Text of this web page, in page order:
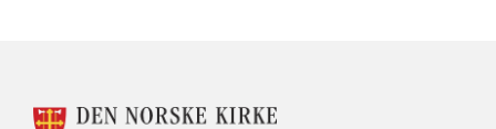
KONTAKTINFORMASJON